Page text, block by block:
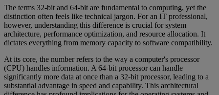
The terms 32-bit and 64-bit are fundamental to computing, yet the
distinction often feels like technical jargon. For an IT professional,
however, understanding this difference is crucial for system
architecture, performance optimization, and resource allocation. It
dictates everything from memory capacity to software compatibility.
At its core, the number refers to the way a computer's processor
(CPU) handles information. A 64-bit processor can handle
significantly more data at once than a 32-bit processor, leading to a
substantial advantage in speed and capability. This architectural